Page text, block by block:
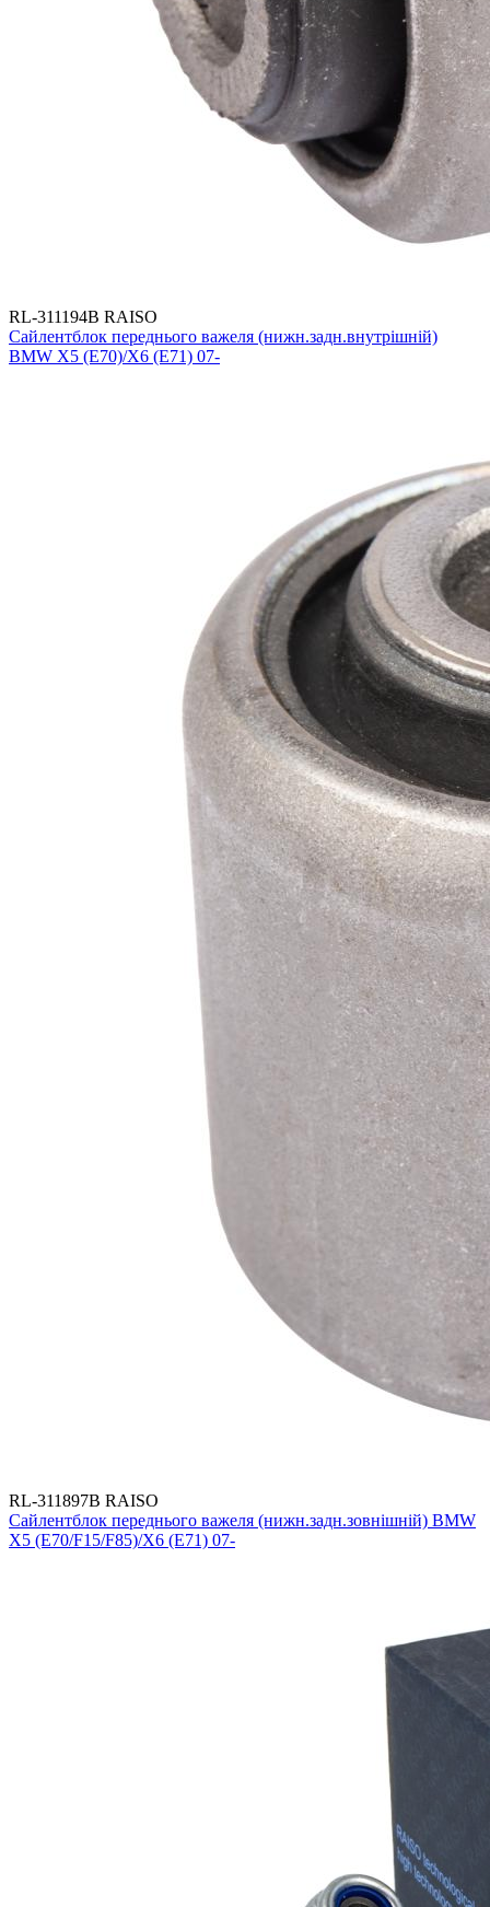
RL-311194B RAISO
Сайлентблок переднього важеля (нижн.задн.внутрішній)
BMW X5 (E70)/X6 (E71) 07-
RL-311897B RAISO
Сайлентблок переднього важеля (нижн.задн.зовнішній) BMW
X5 (E70/F15/F85)/X6 (E71) 07-